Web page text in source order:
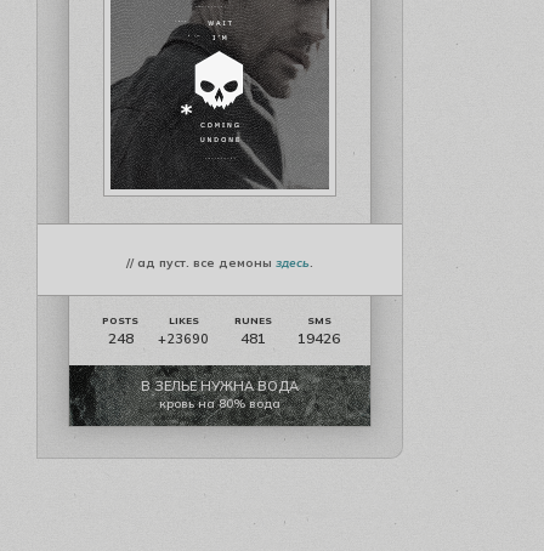
// ад пуст. все демоны здесь.
248 +23690 481 19426
В ЗЕЛЬЕ НУЖНА ВОДА
кровь на 80% вода